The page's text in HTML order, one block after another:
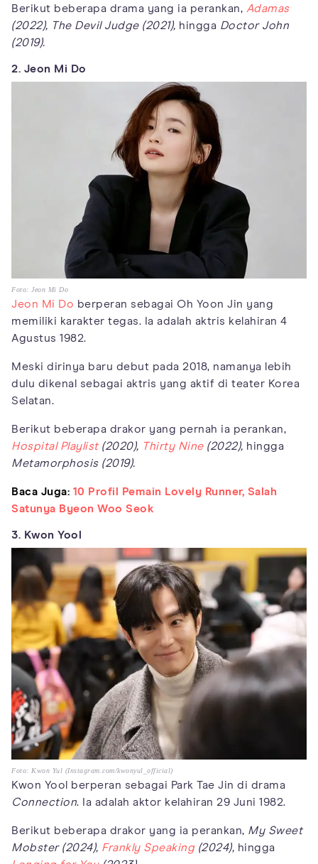
Berikut beberapa drama yang ia perankan, Adamas
(2022), The Devil Judge (2021), hingga Doctor John
(2019).
2. Jeon Mi Do
Foto: Jeon Mi Do
Jeon Mi Do berperan sebagai Oh Yoon Jin yang
memiliki karakter tegas. Ia adalah aktris kelahiran 4
Agustus 1982.
Meski dirinya baru debut pada 2018, namanya lebih
dulu dikenal sebagai aktris yang aktif di teater Korea
Selatan.
Berikut beberapa drakor yang pernah ia perankan,
Hospital Playlist(2020), Thirty Nine (2022), hingga
Metamorphosis (2019).
Baca Juga: 10 Profil Pemain Lovely Runner, Salah
Satunya Byeon Woo Seok
3. Kwon Yool
Foto: Kwon Yul (Instagram.com/kwonyul_official)
Kwon Yool berperan sebagai Park Tae Jin di drama
Connection. Ia adalah aktor kelahiran 29 Juni 1982.
Berikut beberapa drakor yang ia perankan, My Sweet
Mobster (2024), Frankly Speaking (2024), hingga